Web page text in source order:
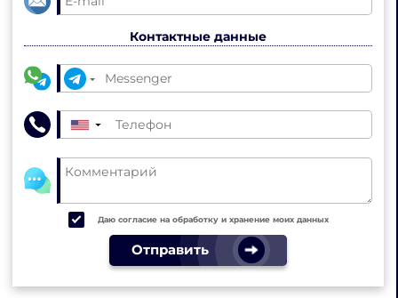
Контактные данные
▼
Даю согласие на обработку и хранение моих данных
Отправить